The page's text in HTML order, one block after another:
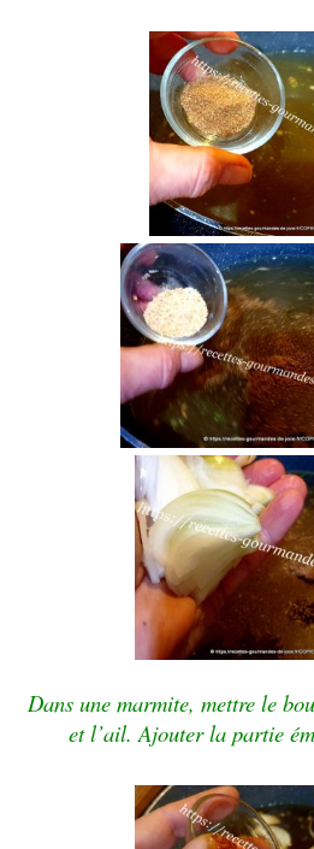
Dans une marmite, mettre le
et l’ail. Ajouter la partie